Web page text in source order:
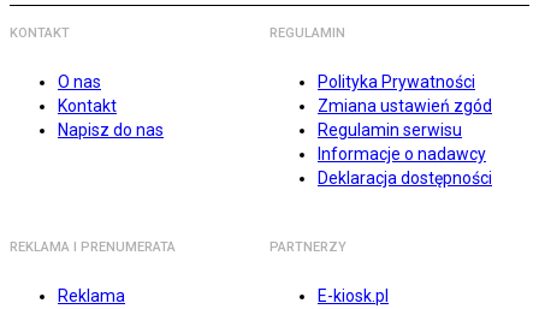
KONTAKT
O nas
Kontakt
Napisz do nas
REGULAMIN
Polityka Prywatności
Zmiana ustawień zgód
Regulamin serwisu
Informacje o nadawcy
Deklaracja dostępności
REKLAMA I PRENUMERATA
Reklama
PARTNERZY
E-kiosk.pl